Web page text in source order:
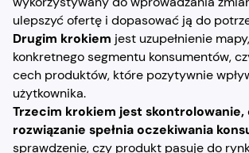
ulepszyć ofertę i dopasować ją do
Drugim krokiem jest uzupełnienie
konkretnego segmentu konsumentów,
cech produktów, które pozytywnie
użytkownika.
Trzecim krokiem jest
rozwiązanie spełnia oczekiwania
sprawdzenie, czy produkt pasuje do